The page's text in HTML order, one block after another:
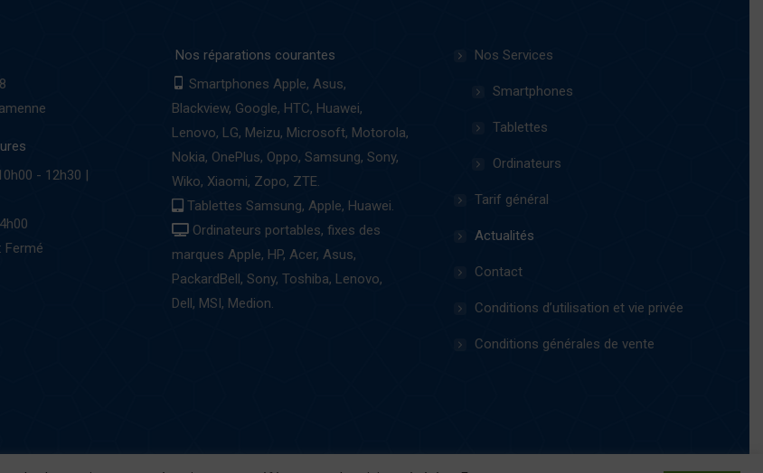
- 12h30 |
Fermé
Nos réparations courantes
Smartphones Apple, Asus,
Blackview, Google, HTC, Huawei,
Lenovo, LG, Meizu, Microsoft, Motorola,
Nokia, OnePlus, Oppo, Samsung, Sony,
Wiko, Xiaomi, Zopo, ZTE.
Tablettes Samsung, Apple, Huawei.
Ordinateurs portables, fixes des
marques Apple, HP, Acer, Asus,
PackardBell, Sony, Toshiba, Lenovo,
Dell, MSI, Medion.
Nos Services
Smartphones
Tablettes
Ordinateurs
Tarif général
Actualités
Contact
Conditions d’utilisation et vie privée
Conditions générales de vente